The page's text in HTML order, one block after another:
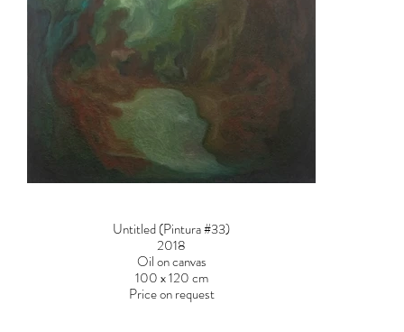
Untitled (Pintura #33)
2018
Oil on canvas
100 x 120 cm
Price on request